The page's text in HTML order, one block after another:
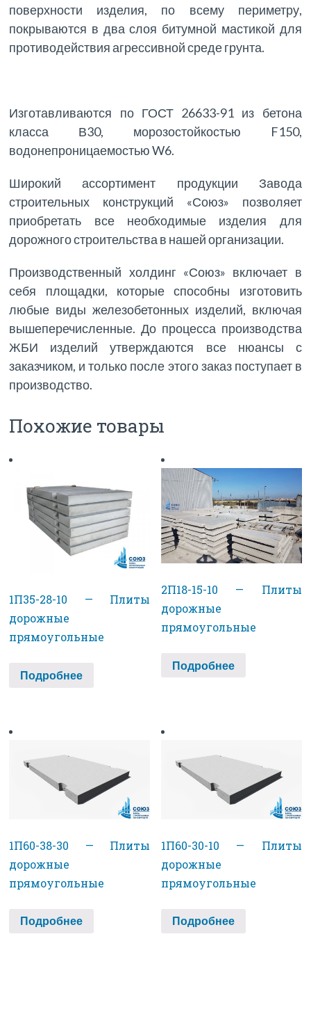
поверхности изделия, по всему периметру,
покрываются в два слоя битумной мастикой для
противодействия агрессивной среде грунта.
Изготавливаются по ГОСТ 26633-91 из бетона
класса В30, морозостойкостью F150,
водонепроницаемостью W6.
Широкий ассортимент продукции Завода
строительных конструкций «Союз» позволяет
приобретать все необходимые изделия для
дорожного строительства в нашей организации.
Производственный холдинг «Союз» включает в
себя площадки, которые способны изготовить
любые виды железобетонных изделий, включая
вышеперечисленные. До процесса производства
ЖБИ изделий утверждаются все нюансы с
заказчиком, и только после этого заказ поступает в
производство.
Похожие товары
1П35-28-10 — Плиты
дорожные
прямоугольные
Подробнее
2П18-15-10 — Плиты
дорожные
прямоугольные
Подробнее
1П60-38-30 — Плиты
дорожные
прямоугольные
Подробнее
1П60-30-10 — Плиты
дорожные
прямоугольные
Подробнее